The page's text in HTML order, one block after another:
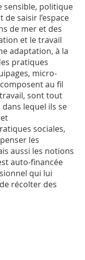
sensible, politique
saisir l’espace
de mer et des
et le travail
adaptation, à la
pratiques
micro-
au fil
sont tout
lequel ils se
sociales,
les
aussi les notions
auto-financée
qui lui
récolter des